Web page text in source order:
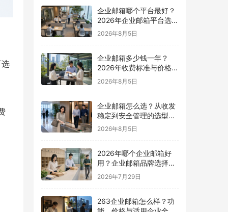
企业邮箱哪个平台最好？
2026年企业邮箱平台选择
指南
2026年8月5日
企业邮箱多少钱一年？
2026年收费标准与价格计
算指南
2026年8月5日
企业邮箱怎么选？从收发
稳定到安全管理的选型指
南
2026年8月5日
2026年哪个企业邮箱好
用？企业邮箱品牌选择指
南
2026年7月29日
263企业邮箱怎么样？功